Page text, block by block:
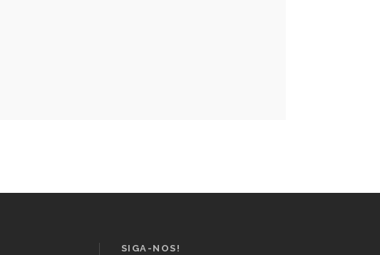
SIGA-NOS!